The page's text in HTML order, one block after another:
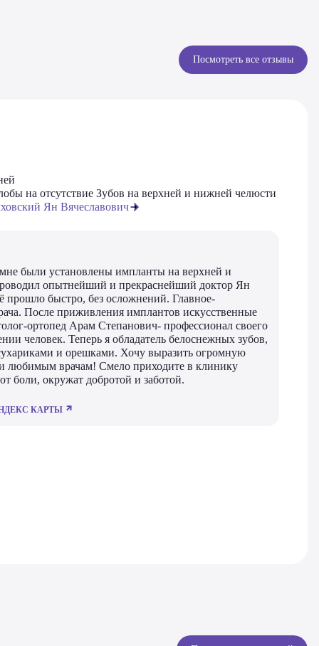
Посмотреть все отзывы
на отсутствие Зубов на верхней и нижней челюсти
Ян Вячеславович
были установлены импланты на верхней и
опытнейший и прекраснейший доктор Ян
прошло быстро, без осложнений. Главное-
После приживления имплантов искусственные
ортопед Арам Степанович- профессионал своего
человек. Теперь я обладатель белоснежных зубов,
и орешками. Хочу выразить огромную
любимым врачам! Смело приходите в клинику
боли, окружат добротой и заботой.
КАРТЫ